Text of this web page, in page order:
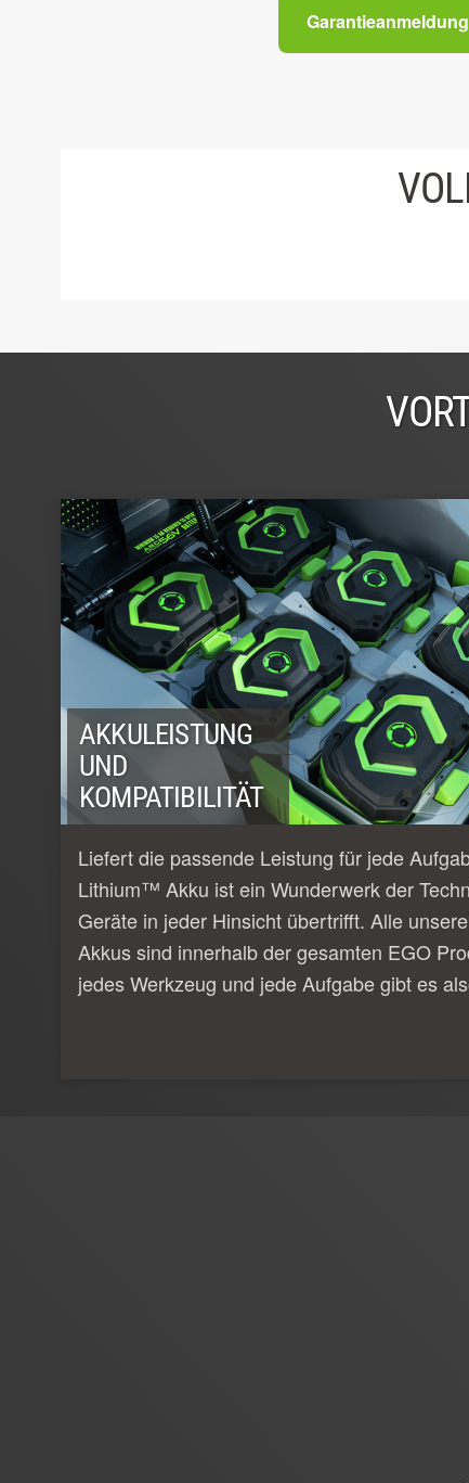
Garantieanmeldung
AKKULEISTUNG
UND
KOMPATIBILITÄT
Liefert die passende Leistung für jede
Lithium™ Akku ist ein Wunderwerk der
Geräte in jeder Hinsicht übertrifft. Alle
Akkus sind innerhalb der gesamten EGO
jedes Werkzeug und jede Aufgabe gibt es